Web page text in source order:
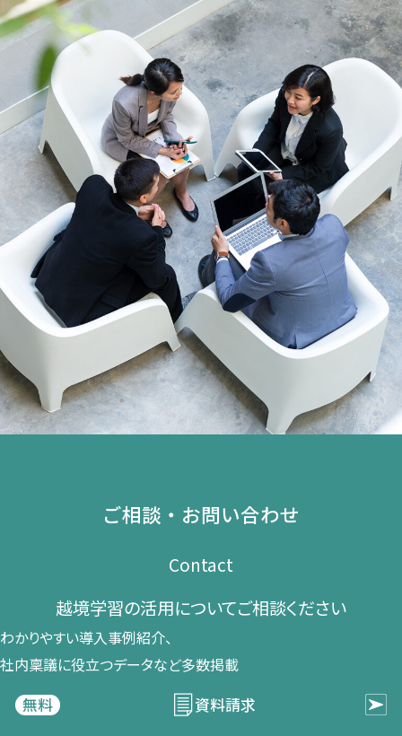
ご相談・お問い合わせ
Contact
越境学習の​活用に​ついて​ご相談ください​
わかりやすい導入事例紹介、​
社内稟議に​役立つデータなど​多数掲載
無料
資料請求